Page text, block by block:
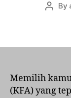
Post
By
Memilih
(KFA) yang